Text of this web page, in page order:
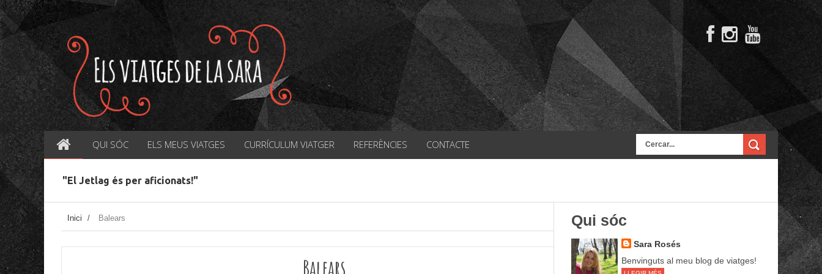
QUI SÓC ELS MEUS VIATGES CURRÍCULUM VIATGER REFERÈNCIES CONTACTE
"El Jetlag és per aficionats!"
Inici / Balears
Balears
Qui sóc
Sara Rosés
Benvinguts al meu blog de viatges!